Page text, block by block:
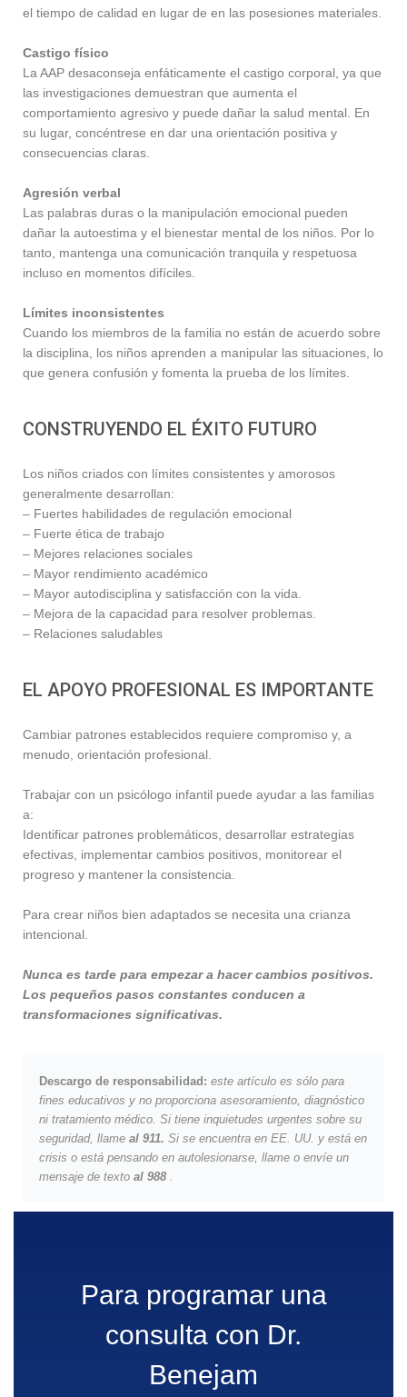
el tiempo de calidad en lugar de en las posesiones materiales.
Castigo físico
La AAP desaconseja enfáticamente el castigo corporal, ya que
las investigaciones demuestran que aumenta el
comportamiento agresivo y puede dañar la salud mental. En
su lugar, concéntrese en dar una orientación positiva y
consecuencias claras.
Agresión verbal
Las palabras duras o la manipulación emocional pueden
dañar la autoestima y el bienestar mental de los niños. Por lo
tanto, mantenga una comunicación tranquila y respetuosa
incluso en momentos difíciles.
Límites inconsistentes
Cuando los miembros de la familia no están de acuerdo sobre
la disciplina, los niños aprenden a manipular las situaciones, lo
que genera confusión y fomenta la prueba de los límites.
CONSTRUYENDO EL ÉXITO FUTURO
Los niños criados con límites consistentes y amorosos
generalmente desarrollan:
– Fuertes habilidades de regulación emocional
– Fuerte ética de trabajo
– Mejores relaciones sociales
– Mayor rendimiento académico
– Mayor autodisciplina y satisfacción con la vida.
– Mejora de la capacidad para resolver problemas.
– Relaciones saludables
EL APOYO PROFESIONAL ES IMPORTANTE
Cambiar patrones establecidos requiere compromiso y, a
menudo, orientación profesional.
Trabajar con un psicólogo infantil puede ayudar a las familias
a:
Identificar patrones problemáticos, desarrollar estrategias
efectivas, implementar cambios positivos, monitorear el
progreso y mantener la consistencia.
Para crear niños bien adaptados se necesita una crianza
intencional.
Nunca es tarde para empezar a hacer cambios positivos.
Los pequeños pasos constantes conducen a
transformaciones significativas.
Descargo de responsabilidad: este artículo es sólo para
fines educativos y no proporciona asesoramiento, diagnóstico
ni tratamiento médico. Si tiene inquietudes urgentes sobre su
seguridad, llame al 911. Si se encuentra en EE. UU. y está en
crisis o está pensando en autolesionarse, llame o envíe un
mensaje de texto al 988
Para programar una
consulta con Dr.
Benejam